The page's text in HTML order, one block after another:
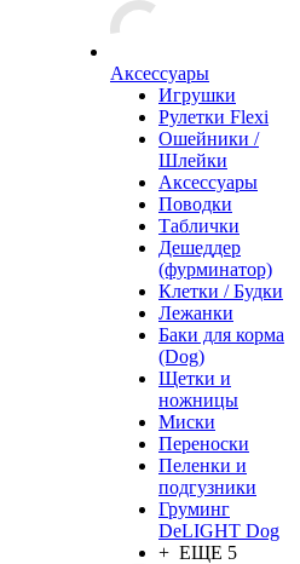
Аксессуары
Игрушки
Рулетки Flexi
Ошейники /
Шлейки
Аксессуары
Поводки
Таблички
Дешеддер
(фурминатор)
Клетки / Будки
Лежанки
Баки для корма
(Dog)
Щетки и
ножницы
Миски
Переноски
Пеленки и
подгузники
Груминг
DeLIGHT Dog
+ ЕЩЕ 5